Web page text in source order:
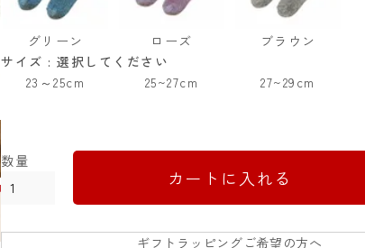
サイズ
選択してください
23～25cm
25~27cm 27~29cm
グリーン ローズ ブラウン
カートに入れる
ギフトラッピングご希望の方へ